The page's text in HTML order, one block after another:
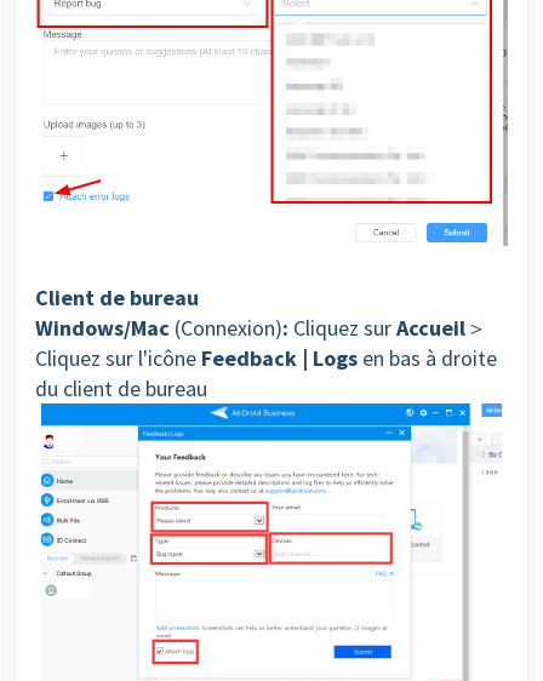
Client de bureau
Windows/Mac (Connexion): Cliquez surAccueil＞
Cliquez sur l'icône Feedback | Logs en bas à droite
du client de bureau